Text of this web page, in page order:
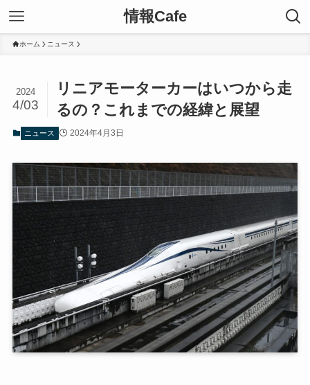
情報Cafe
ホーム ニュース
リニアモーターカーはいつから走
るの？これまでの経緯と展望
2024
4/03
ニュース 2024年4月3日